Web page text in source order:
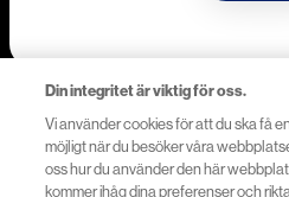
Integritetsskyddspolicy
Cookies
Cookie-inställningar
Din integritet är viktig för oss.
Vi använder cookies för att du ska få
möjligt när du besöker våra
oss hur du använder den här
kommer ihåg dina preferenser och